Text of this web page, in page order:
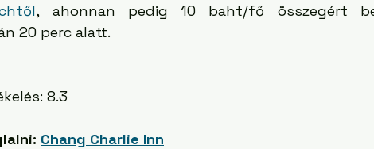
, ahonnan pedig 10 baht/fő összegért
20 perc alatt.
8.3
Chang Charlie Inn